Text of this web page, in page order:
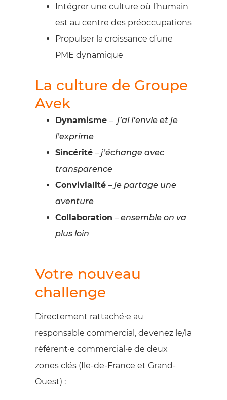
Intégrer une culture où l’humain
est au centre des préoccupations
Propulser la croissance d’une
PME dynamique
La culture de Groupe
Avek
Dynamisme – j’ai l’envie et je
l’exprime
Sincérité – j’échange avec
transparence
Convivialité – je partage une
aventure
Collaboration – ensemble on va
plus loin
Directement rattaché·e au
responsable commercial, devenez le/la
référent·e commercial·e de deux
zones clés (Ile-de-France et Grand-
Ouest) :
Votre nouveau
challenge